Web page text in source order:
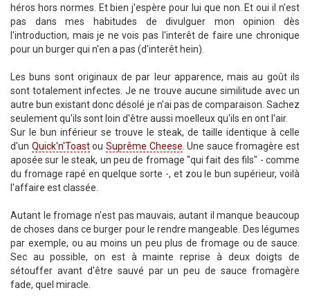
héros hors normes. Et bien j'espère pour lui que non. Et oui il n'est
pas dans mes habitudes de divulguer mon opinion dès
l'introduction, mais je ne vois pas l'interêt de faire une chronique
pour un burger qui n'en a pas (d'interêt hein).
Les buns sont originaux de par leur apparence, mais au goût ils
sont totalement infectes. Je ne trouve aucune similitude avec un
autre bun existant donc désolé je n'ai pas de comparaison. Sachez
seulement qu'ils sont loin d'être aussi moelleux qu'ils en ont l'air.
Sur le bun inférieur se trouve le steak, de taille identique à celle
d'un Quick'n'Toastou Suprême Cheese . Une sauce fromagère est
aposée sur le steak, un peu de fromage "qui fait des fils" - comme
du fromage rapé en quelque sorte -, et zou le bun supérieur, voilà
l'affaire est classée.
Autant le fromage n'est pas mauvais, autant il manque beaucoup
de choses dans ce burger pour le rendre mangeable. Des légumes
par exemple, ou au moins un peu plus de fromage ou de sauce.
Sec au possible, on est à mainte reprise à deux doigts de
sétouffer avant d'être sauvé par un peu de sauce fromagère
fade, quel miracle.